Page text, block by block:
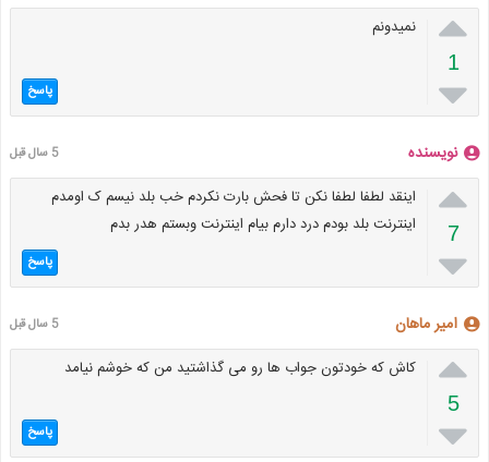

1

نمیدونم
پاسخ
نویسنده 5 سال قبل

7

اینقد لطفا لطفا نکن تا فحش بارت نکردم خب بلد نیسم ک اومدم
اینترنت بلد بودم درد دارم بیام اینترنت وبستم هدر بدم
پاسخ
امیر ماهان 5 سال قبل

5

کاش که خودتون جواب ها رو می گذاشتید من که خوشم نیامد
پاسخ